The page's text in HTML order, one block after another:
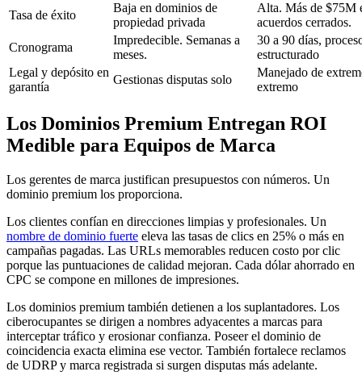
Tasa de éxito
Baja en dominios de
propiedad privada
Alta. Más de $75M
acuerdos cerrados.
Cronograma
Impredecible. Semanas a
meses.
30 a 90 días,
estructurado
Legal y depósito en
garantía
Gestionas disputas solo
Manejado de
extremo
Los Dominios Premium Entregan ROI
Medible para Equipos de Marca
Los gerentes de marca justifican presupuestos con números. Un
dominio premium los proporciona.
Los clientes confían en direcciones limpias y profesionales. Un
nombre de dominio fuerte eleva las tasas de clics en 25% o más en
campañas pagadas. Las URLs memorables reducen costo por clic
porque las puntuaciones de calidad mejoran. Cada dólar ahorrado en
CPC se compone en millones de impresiones.
Los dominios premium también detienen a los suplantadores. Los
ciberocupantes se dirigen a nombres adyacentes a marcas para
interceptar tráfico y erosionar confianza. Poseer el dominio de
coincidencia exacta elimina ese vector. También fortalece reclamos
de UDRP y marca registrada si surgen disputas más adelante.